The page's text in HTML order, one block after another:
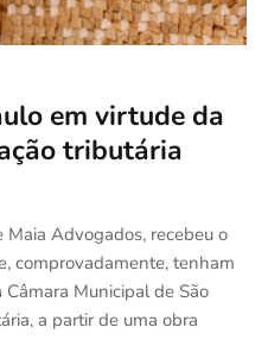
em virtude da
tributária
Advogados, recebeu o
comprovadamente, tenham
Municipal de São
a partir de uma obra